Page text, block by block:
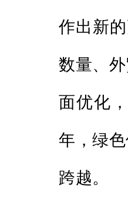
作出新
数量、
面优化
年，绿
跨越。